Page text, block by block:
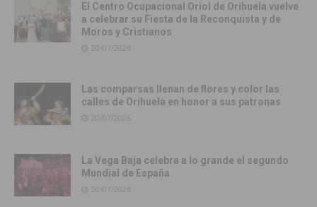
El Centro Ocupacional Oriol de Orihuela vuelve
a celebrar su Fiesta de la Reconquista y de
Moros y Cristianos
20/07/2026
Las comparsas llenan de flores y color las
calles de Orihuela en honor a sus patronas
20/07/2026
La Vega Baja celebra a lo grande el segundo
Mundial de España
20/07/2026